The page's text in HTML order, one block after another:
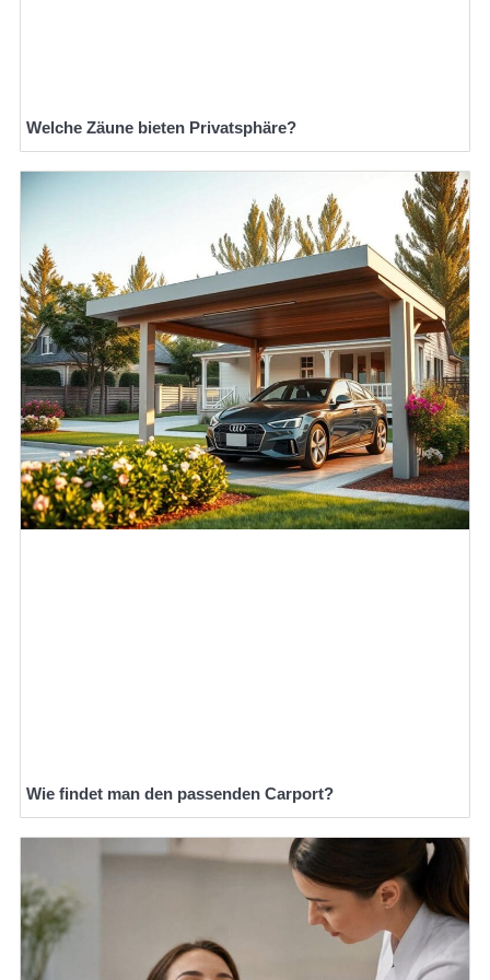
Welche Zäune bieten Privatsphäre?
Wie findet man den passenden Carport?